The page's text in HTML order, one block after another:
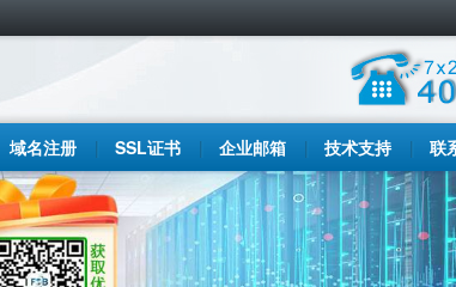
域名注册 SSL证书 企业邮箱 技术支持 联